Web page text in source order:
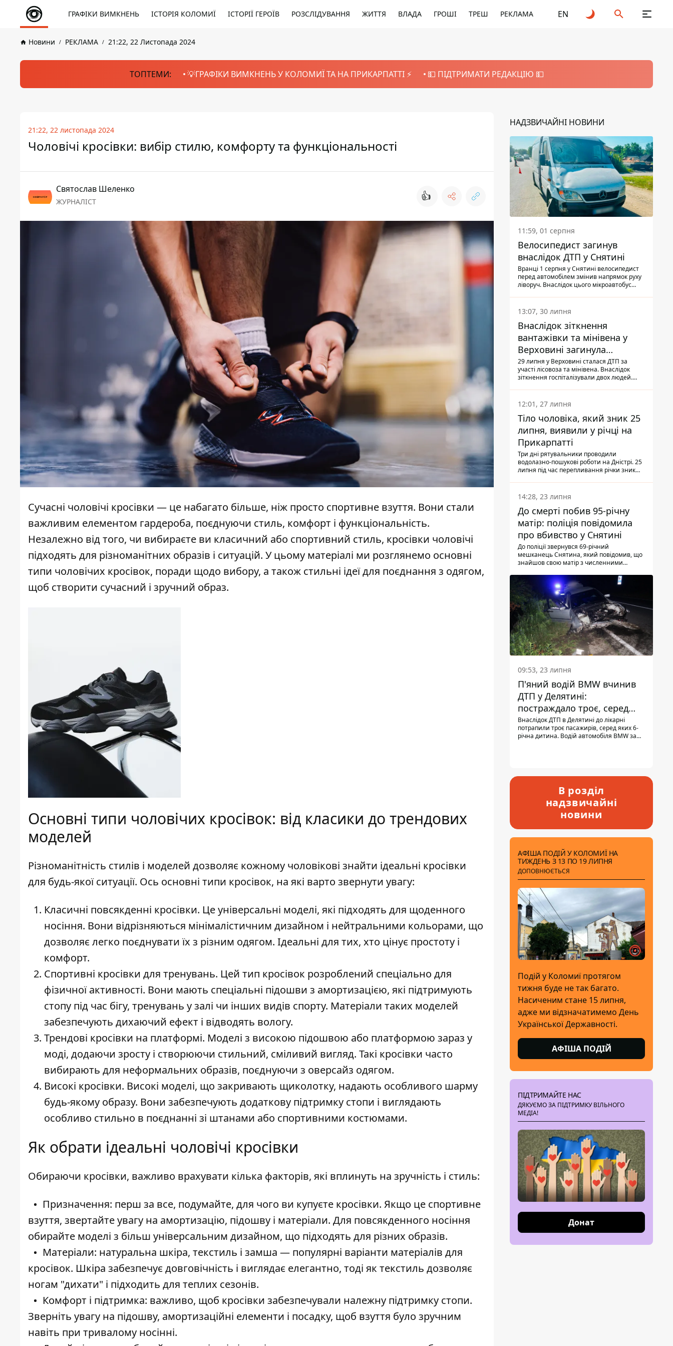
ГРАФІКИ ВИМКНЕНЬ ІСТОРІЯ КОЛОМИЇ ІСТОРІЇ ГЕРОЇВ РОЗСЛІДУВАННЯ ЖИТТЯ ВЛАДА ГРОШІ ТРЕШ РЕКЛАМА EN
Новини РЕКЛАМА 21:22, 22 Листопада 2024
ТОПТЕМИ: 💡ГРАФІКИ ВИМКНЕНЬ У КОЛОМИЇ ТА НА ПРИКАРПАТТІ ⚡️ 💵 ПІДТРИМАТИ РЕДАКЦІЮ 💵
21:22, 22 листопада 2024
Чоловічі кросівки: вибір стилю, комфорту та функціональності
Святослав Шеленко
ЖУРНАЛІСТ 👍
Сучасні чоловічі кросівки — це набагато більше, ніж просто спортивне взуття. Вони стали
важливим елементом гардероба, поєднуючи стиль, комфорт і функціональність.
Незалежно від того, чи вибираєте ви класичний або спортивний стиль, кросівки чоловічі
підходять для різноманітних образів і ситуацій. У цьому матеріалі ми розглянемо основні
типи чоловічих кросівок, поради щодо вибору, а також стильні ідеї для поєднання з одягом,
щоб створити сучасний і зручний образ.
Основні типи чоловічих кросівок: від класики до трендових
моделей
Різноманітність стилів і моделей дозволяє кожному чоловікові знайти ідеальні кросівки
для будь-якої ситуації. Ось основні типи кросівок, на які варто звернути увагу:
Класичні повсякденні кросівки. Це універсальні моделі, які підходять для щоденного
носіння. Вони відрізняються мінімалістичним дизайном і нейтральними кольорами, що
дозволяє легко поєднувати їх з різним одягом. Ідеальні для тих, хто цінує простоту і
комфорт.
Спортивні кросівки для тренувань. Цей тип кросівок розроблений спеціально для
фізичної активності. Вони мають спеціальні підошви з амортизацією, які підтримують
стопу під час бігу, тренувань у залі чи інших видів спорту. Матеріали таких моделей
забезпечують дихаючий ефект і відводять вологу.
Трендові кросівки на платформі. Моделі з високою підошвою або платформою зараз у
моді, додаючи зросту і створюючи стильний, сміливий вигляд. Такі кросівки часто
вибирають для неформальних образів, поєднуючи з оверсайз одягом.
Високі кросівки. Високі моделі, що закривають щиколотку, надають особливого шарму
будь-якому образу. Вони забезпечують додаткову підтримку стопи і виглядають
особливо стильно в поєднанні зі штанами або спортивними костюмами.
Як обрати ідеальні чоловічі кросівки
Обираючи кросівки, важливо врахувати кілька факторів, які вплинуть на зручність і стиль:
Призначення: перш за все, подумайте, для чого ви купуєте кросівки. Якщо це спортивне
взуття, звертайте увагу на амортизацію, підошву і матеріали. Для повсякденного носіння
обирайте моделі з більш універсальним дизайном, що підходять для різних образів.
Матеріали: натуральна шкіра, текстиль і замша — популярні варіанти матеріалів для
кросівок. Шкіра забезпечує довговічність і виглядає елегантно, тоді як текстиль дозволяє
ногам "дихати" і підходить для теплих сезонів.
Комфорт і підтримка: важливо, щоб кросівки забезпечували належну підтримку стопи.
Зверніть увагу на підошву, амортизаційні елементи і посадку, щоб взуття було зручним
навіть при тривалому носінні.
НАДЗВИЧАЙНІ НОВИНИ
11:59, 01 серпня
Велосипедист загинув
внаслідок ДТП у Снятині
Вранці 1 серпня у Снятині велосипедист
перед автомобілем змінив напрямок руху
ліворуч. Внаслідок цього мікроавтобус
13:07, 30 липня
Внаслідок зіткнення
вантажівки та мінівена у
Верховині загинула
пасажирка, водійка - у
лікарні
29 липня у Верховині сталася ДТП за
участі лісовоза та мінівена. Внаслідок
зіткнення госпіталізували двох людей.
Також травми отримала водійка
автомобіля.
12:01, 27 липня
Тіло чоловіка, який зник 25
липня, виявили у річці на
Прикарпатті
Три дні рятувальники проводили
водолазно-пошукові роботи на Дністрі. 25
липня під час перепливання річки зник
виявили тіло.
14:28, 23 липня
До смерті побив 95-річну
матір: поліція повідомила
про вбивство у Снятині
До поліції звернувся 69-річний
мешканець Снятина, який повідомив, що
знайшов свою матір з численними
з'ясували правоохоронці, ці травми жінці
наніс її син.
09:53, 23 липня
П'яний водій BMW вчинив
ДТП у Делятині:
постраждало троє, серед
них - дитина
Внаслідок ДТП в Делятині до лікарні
потрапили троє пасажирів, серед яких 6-
річна дитина. Водій автомобіля BMW за
В розділ
надзвичайні
новини
АФІША ПОДІЙ У КОЛОМИЇ НА
ТИЖДЕНЬ З 13 ПО 19 ЛИПНЯ
ДОПОВНЮЄТЬСЯ
Подій у Коломиї протягом
тижня буде не так багато.
Насиченим стане 15 липня,
адже ми відзначатимемо День
Української Державності.
АФІША ПОДІЙ
ПІДТРИМАЙТЕ НАС
ДЯКУЄМО ЗА ПІДТРИМКУ ВІЛЬНОГО
МЕДІА!
Донат